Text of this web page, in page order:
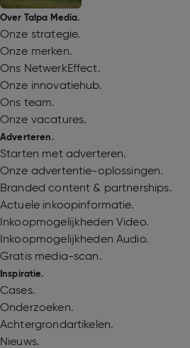
Over Talpa Media.
Onze strategie.
Onze merken.
Ons NetwerkEffect.
Onze innovatiehub.
Ons team.
Onze vacatures.
Adverteren.
Starten met adverteren.
Onze advertentie-oplossingen.
Branded content & partnerships.
Actuele inkoopinformatie.
Inkoopmogelijkheden Video.
Inkoopmogelijkheden Audio.
Gratis media-scan.
Inspiratie.
Cases.
Onderzoeken.
Achtergrondartikelen.
Nieuws.